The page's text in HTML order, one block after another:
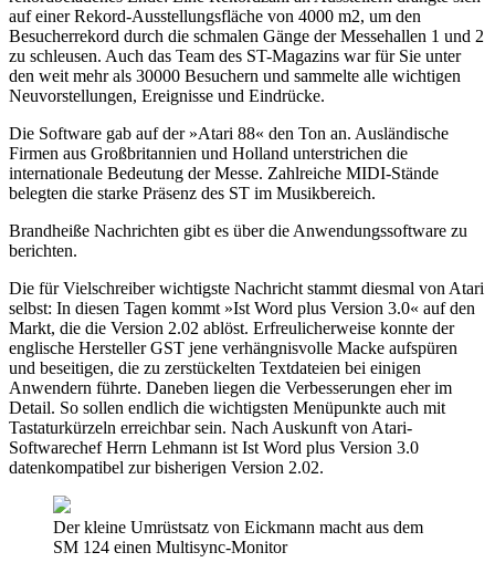
auf einer Rekord-Ausstellungsfläche von 4000 m2, um den
Besucherrekord durch die schmalen Gänge der Messehallen 1 und 2
zu schleusen. Auch das Team des ST-Magazins war für Sie unter
den weit mehr als 30000 Besuchern und sammelte alle wichtigen
Neuvorstellungen, Ereignisse und Eindrücke.
Die Software gab auf der »Atari 88« den Ton an. Ausländische
Firmen aus Großbritannien und Holland unterstrichen die
internationale Bedeutung der Messe. Zahlreiche MIDI-Stände
belegten die starke Präsenz des ST im Musikbereich.
Brandheiße Nachrichten gibt es über die Anwendungssoftware zu
berichten.
Die für Vielschreiber wichtigste Nachricht stammt diesmal von Atari
selbst: In diesen Tagen kommt »Ist Word plus Version 3.0« auf den
Markt, die die Version 2.02 ablöst. Erfreulicherweise konnte der
englische Hersteller GST jene verhängnisvolle Macke aufspüren
und beseitigen, die zu zerstückelten Textdateien bei einigen
Anwendern führte. Daneben liegen die Verbesserungen eher im
Detail. So sollen endlich die wichtigsten Menüpunkte auch mit
Tastaturkürzeln erreichbar sein. Nach Auskunft von Atari-
Softwarechef Herrn Lehmann ist Ist Word plus Version 3.0
datenkompatibel zur bisherigen Version 2.02.
Der kleine Umrüstsatz von Eickmann macht aus dem
SM 124 einen Multisync-Monitor